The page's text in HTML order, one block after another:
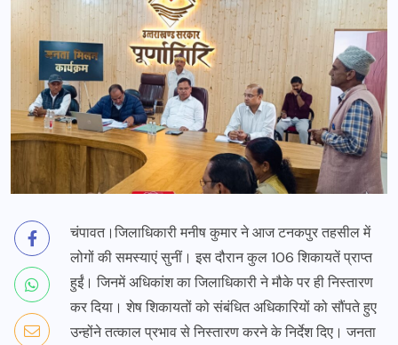
चंपावत।जिलाधिकारी मनीष कुमार ने आज टनकपुर तहसील में
लोगों की समस्याएं सुनीं। इस दौरान कुल 106 शिकायतें प्राप्त
हुईं। जिनमें अधिकांश का जिलाधिकारी ने मौके पर ही निस्तारण
कर दिया। शेष शिकायतों को संबंधित अधिकारियों को सौंपते हुए
उन्होंने तत्काल प्रभाव से निस्तारण करने के निर्देश दिए। जनता